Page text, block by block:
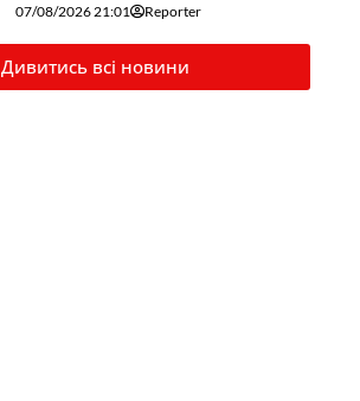
07/08/2026 21:01 Reporter
Дивитись всі новини